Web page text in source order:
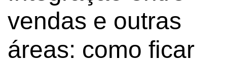
vendas e outras
áreas: como ficar